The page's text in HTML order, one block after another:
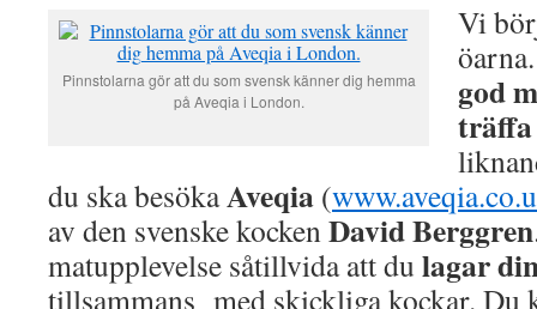
Pinnstolarna gör att du som svensk känner dig hemma
på Aveqia i London.
Vi
god
träffa
du ska besökaAveqia (
av den svenske kockenDavid Berggren
matupplevelse såtillvida att du lagar
tillsammans med skickliga kockar. Du